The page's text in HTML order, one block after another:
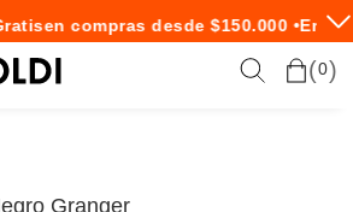
en compras desde $150.000 •Envío
0
Granger